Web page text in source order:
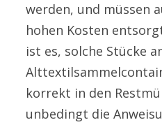
werden, und müssen
hohen Kosten
ist es, solche Stücke
korrekt in den
unbedingt die